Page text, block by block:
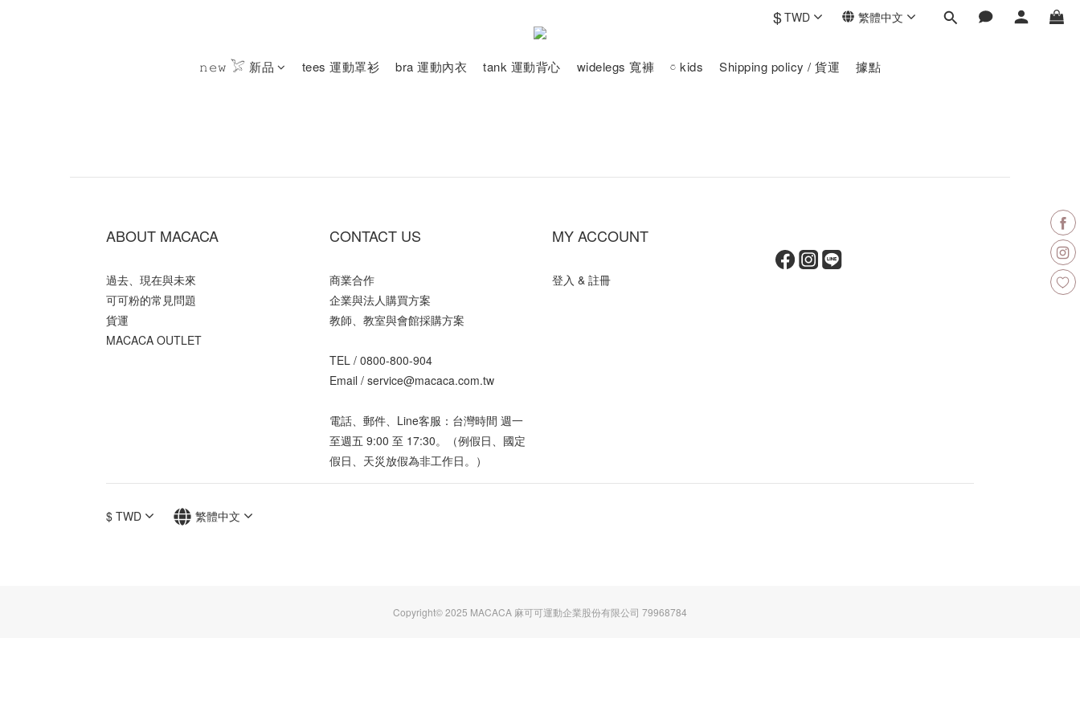
$TWD 繁體中文
𝚗𝚎𝚠 𓅯 新品 tees 運動罩衫 bra 運動內衣 tank 運動背心 widelegs 寬褲 𓏌 kids Shipping policy / 貨運 據點
ABOUT MACACA
過去、現在與未來
可可粉的常見問題
貨運
MACACA OUTLET
CONTACT US
商業合作
企業與法人購買方案
教師、教室與會館採購方案
TEL / 0800-800-904
Email / service@macaca.com.tw
電話、郵件、Line客服：台灣時間 週一
至週五 9:00 至 17:30。（例假日、國定
假日、天災放假為非工作日。）
MY ACCOUNT
登入 & 註冊
$ TWD 繁體中文
Copyright© 2025 MACACA 麻可可運動企業股份有限公司 79968784